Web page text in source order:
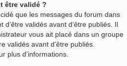
être validé ?
que les messages du forum dans
d’être validés avant d’être publiés. Il
vous ait placé dans un groupe
validés avant d’être publiés.
plus d’informations.